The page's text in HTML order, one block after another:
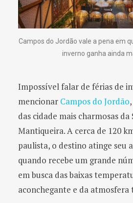
Campos do Jordão vale a pena em
inverno ganha ainda
Impossível falar de férias de
mencionar Campos do Jordão
das cidade mais charmosas da
Mantiqueira. A cerca de 120
paulista, o destino atinge seu
quando recebe um grande
em busca das baixas
aconchegante e da atmosfera